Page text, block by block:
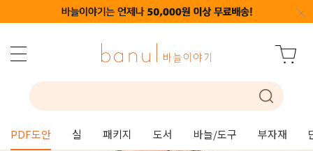
PDF도안 실 패키지 도서 바늘/도구 부자재